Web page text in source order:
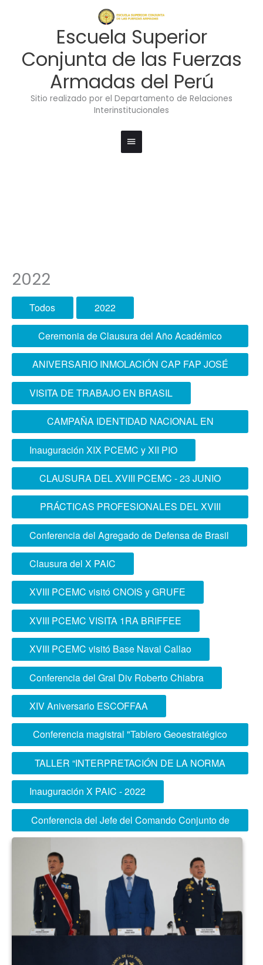
Escuela Superior
Conjunta de las Fuerzas
Armadas del Perú
Sitio realizado por el Departamento de Relaciones
Interinstitucionales
principal
2022
Todos 2022
Ceremonia de Clausura del Año Académico
2022
ANIVERSARIO INMOLACIÓN CAP FAP JOSÉ
QUIÑONES Y DÍA DE LA FAP
VISITA DE TRABAJO EN BRASIL
CAMPAÑA IDENTIDAD NACIONAL EN
COLEGIO PAMER
Inauguración XIX PCEMC y XII PIO
CLAUSURA DEL XVIII PCEMC - 23 JUNIO
2022
PRÁCTICAS PROFESIONALES DEL XVIII
PCEMC - PIURA, AREQUIPA E IQUITOS
Conferencia del Agregado de Defensa de Brasil
Clausura del X PAIC
XVIII PCEMC visitó CNOIS y GRUFE
XVIII PCEMC VISITA 1RA BRIFFEE
XVIII PCEMC visitó Base Naval Callao
Conferencia del Gral Div Roberto Chiabra
XIV Aniversario ESCOFFAA
Conferencia magistral "Tablero Geoestratégico
en la Actualidad"
TALLER “INTERPRETACIÓN DE LA NORMA
ISO 21001”
Inauguración X PAIC - 2022
Conferencia del Jefe del Comando Conjunto de